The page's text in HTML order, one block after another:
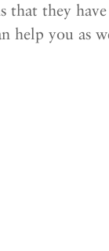
that they
help you as